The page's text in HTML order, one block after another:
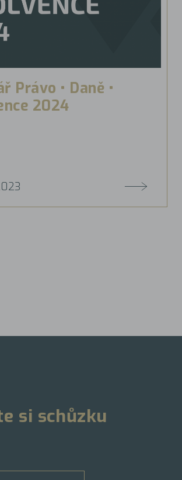
Právo • Daně •
2024
si schůzku